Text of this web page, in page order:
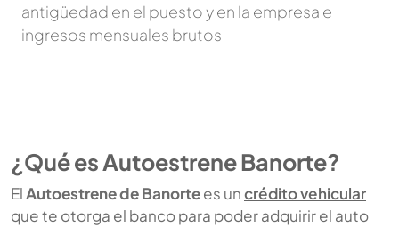
antigüedad en el puesto y en la empresa e
ingresos mensuales brutos
¿Qué es Autoestrene Banorte?
ElAutoestrene de Banortees uncrédito vehicular
que te otorga el banco para poder adquirir el auto